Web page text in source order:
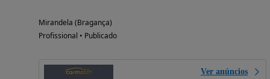
Mirandela (Bragança)
Profissional • Publicado
Ver anúncios